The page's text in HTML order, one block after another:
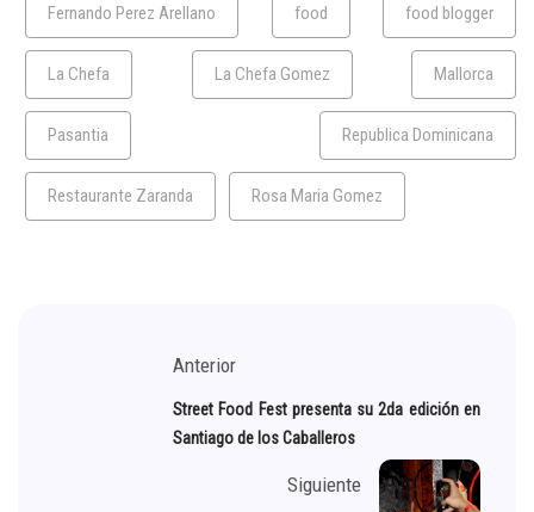
Fernando Perez Arellano food food blogger
La Chefa La Chefa Gomez Mallorca
Pasantia Republica Dominicana
Restaurante Zaranda Rosa Maria Gomez
Anterior
Street Food Fest presenta su 2da edición en
Santiago de los Caballeros
Siguiente